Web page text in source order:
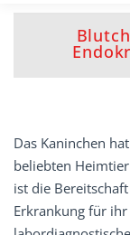
Das Kaninchen
beliebten
ist die
Erkrankung für